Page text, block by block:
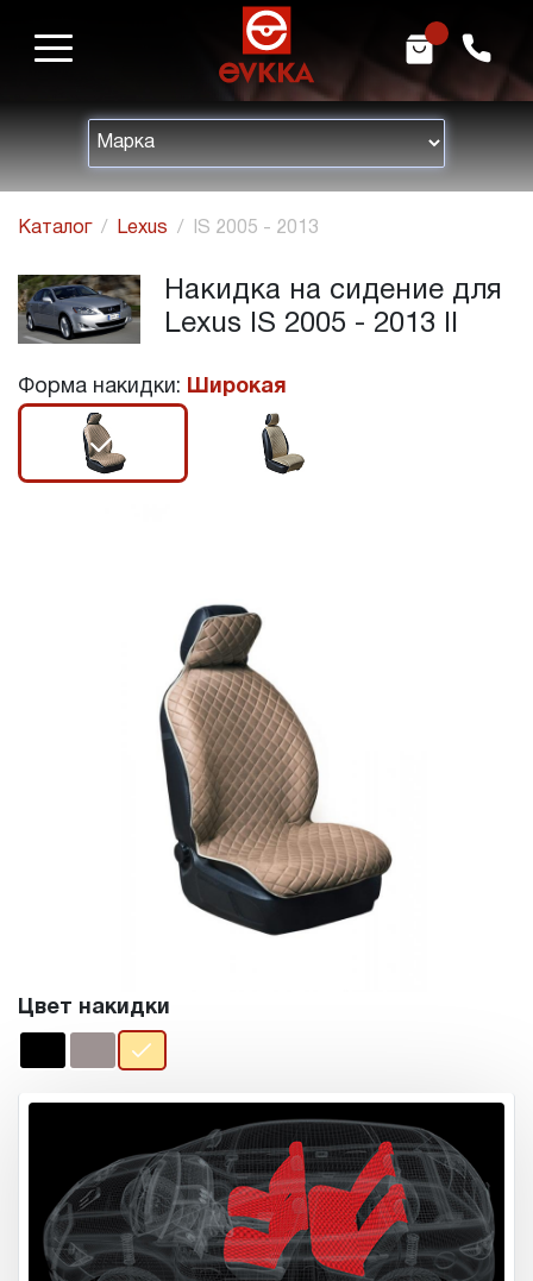
h m
Каталог Lexus IS 2005 - 2013
Накидка на сидение для
Lexus IS 2005 - 2013 II
Форма накидки: Широкая
r
Цвет накидки